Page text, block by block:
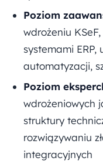
Poziom
wdrożeniu
systemami
automatyzacji,
Poziom
wdrożeniowych
struktury
rozwiązywaniu
integracyjnych